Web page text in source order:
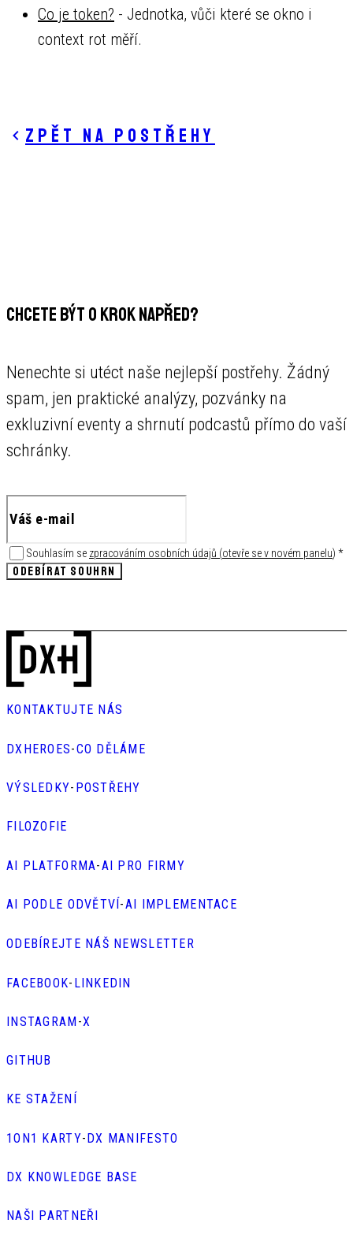
Co je token? - Jednotka, vůči které se okno i
context rot měří.
Zpět na postřehy
CHCETE BÝT O KROK NAPŘED?
Nenechte si utéct naše nejlepší postřehy. Žádný
spam, jen praktické analýzy, pozvánky na
exkluzivní eventy a shrnutí podcastů přímo do vaší
schránky.
Souhlasím se zpracováním osobních údajů (otevře se v novém panelu) *
ODEBÍRAT SOUHRN
KONTAKTUJTE NÁS
DXHEROES-CO DĚLÁME
VÝSLEDKY- POSTŘEHY
FILOZOFIE
AI PLATFORMA-AI PRO FIRMY
AI PODLE ODVĚTVÍ-AI IMPLEMENTACE
ODEBÍREJTE NÁŠ NEWSLETTER
FACEBOOK- LINKEDIN
INSTAGRAM-X
GITHUB
KE STAŽENÍ
1ON1 KARTY-DX MANIFESTO
DX KNOWLEDGE BASE
NAŠI PARTNEŘI